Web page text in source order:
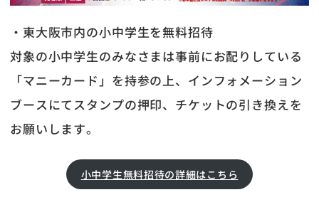
・東大阪市内の小中学生を無料招待
対象の小中学生のみなさまは事前にお配りしている
「マニーカード」を持参の上、インフォメーション
ブースにてスタンプの押印、チケットの引き換えを
お願いします。
小中学生無料招待の詳細はこちら